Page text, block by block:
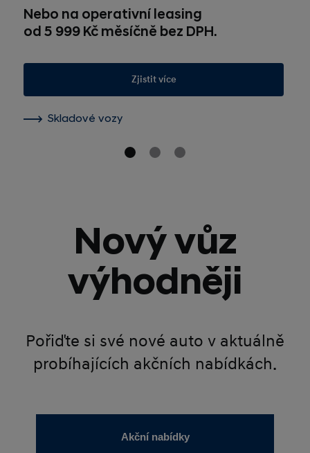
Nebo na operativní leasing
od 5 999 Kč měsíčně bez DPH.
Zjistit více
Skladové vozy
Nový vůz
výhodněji
Pořiďte si své nové auto v aktuálně
probíhajících akčních nabídkách.
Akční nabídky